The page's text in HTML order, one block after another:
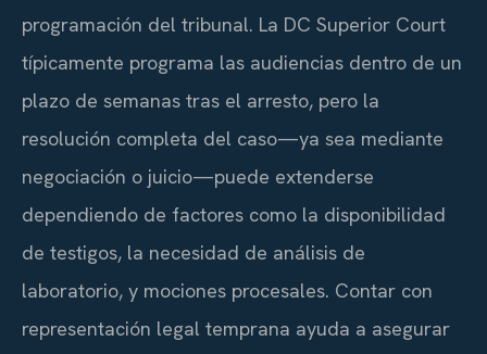
programación del tribunal. La DC Superior Court
típicamente programa las audiencias dentro de un
plazo de semanas tras el arresto, pero la
resolución completa del caso—ya sea mediante
negociación o juicio—puede extenderse
dependiendo de factores como la disponibilidad
de testigos, la necesidad de análisis de
laboratorio, y mociones procesales. Contar con
representación legal temprana ayuda a asegurar